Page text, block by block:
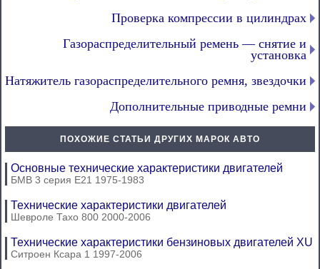
Проверка компрессии в цилиндрах
Газораспределительный ремень — снятие и
установка
Натяжитель газораспределительного ремня, звездочки
Дополнительные приводные ремни
ПОХОЖИЕ СТАТЬИ ДРУГИХ МАРОК АВТО
Основные технические характеристики двигателей
БМВ 3 серия Е21 1975-1983
Технические характеристики двигателей
Шевроле Тахо 800 2000-2006
Технические характеристики бензиновых двигателей XU
Ситроен Ксара 1 1997-2006